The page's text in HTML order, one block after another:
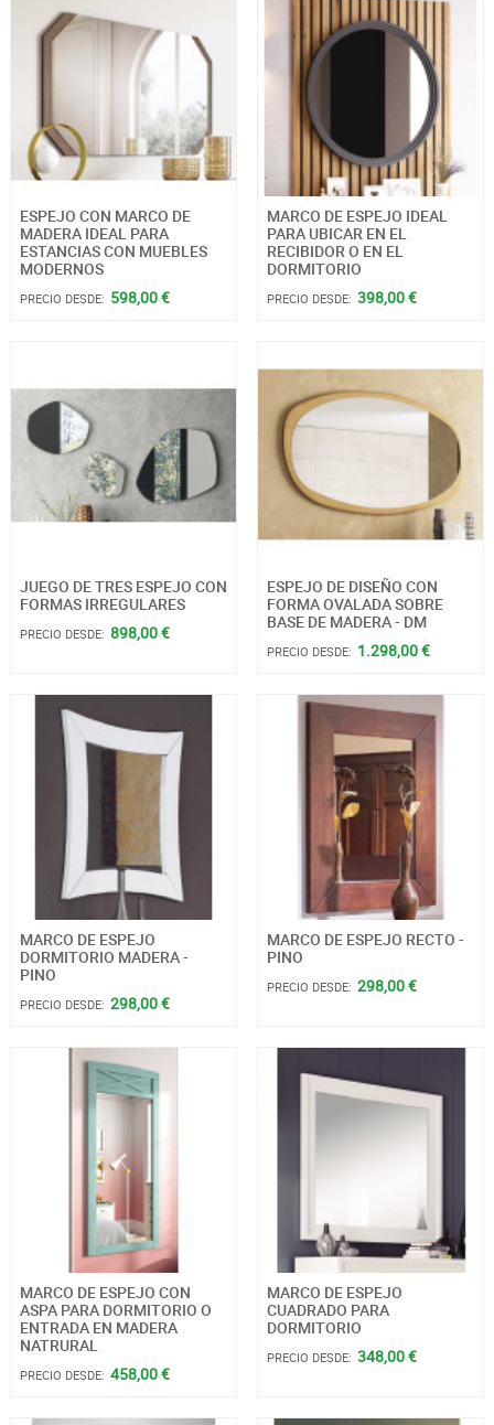
ESPEJO CON MARCO DE
MADERA IDEAL PARA
ESTANCIAS CON MUEBLES
MODERNOS
PRECIO DESDE: 598,00 €
MARCO DE ESPEJO IDEAL
PARA UBICAR EN EL
RECIBIDOR O EN EL
DORMITORIO
PRECIO DESDE: 398,00 €
JUEGO DE TRES ESPEJO CON
FORMAS IRREGULARES
PRECIO DESDE: 898,00 €
ESPEJO DE DISEÑO CON
FORMA OVALADA SOBRE
BASE DE MADERA - DM
PRECIO DESDE: 1.298,00 €
MARCO DE ESPEJO
DORMITORIO MADERA -
PINO
PRECIO DESDE: 298,00 €
MARCO DE ESPEJO RECTO -
PINO
PRECIO DESDE: 298,00 €
MARCO DE ESPEJO CON
ASPA PARA DORMITORIO O
ENTRADA EN MADERA
NATRURAL
PRECIO DESDE: 458,00 €
MARCO DE ESPEJO
CUADRADO PARA
DORMITORIO
PRECIO DESDE: 348,00 €